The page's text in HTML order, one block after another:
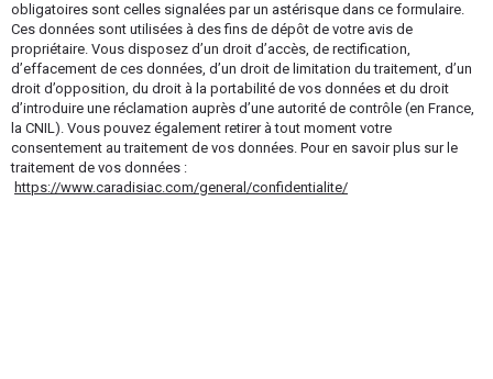
obligatoires sont celles signalées par un astérisque dans ce formulaire.
Ces données sont utilisées à des fins de dépôt de votre avis de
propriétaire. Vous disposez d’un droit d’accès, de rectification,
d’effacement de ces données, d’un droit de limitation du traitement, d’un
droit d’opposition, du droit à la portabilité de vos données et du droit
d’introduire une réclamation auprès d’une autorité de contrôle (en France,
la CNIL). Vous pouvez également retirer à tout moment votre
consentement au traitement de vos données. Pour en savoir plus sur le
traitement de vos données :
https://www.caradisiac.com/general/confidentialite/